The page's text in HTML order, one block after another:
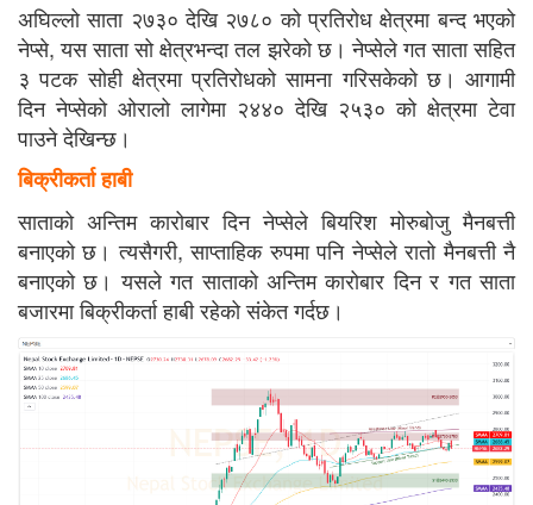
अघिल्लो साता २७३० देखि २७८० को प्रतिरोध क्षेत्रमा बन्द भएको
नेप्से, यस साता सो क्षेत्रभन्दा तल झरेको छ। नेप्सेले गत साता सहित
३ पटक सोही क्षेत्रमा प्रतिरोधको सामना गरिसकेको छ। आगामी
दिन नेप्सेको ओरालो लागेमा २४४० देखि २५३० को क्षेत्रमा टेवा
पाउने देखिन्छ।
बिक्रीकर्ता हाबी
साताको अन्तिम कारोबार दिन नेप्सेले बियरिश मोरुबोजु मैनबत्ती
बनाएको छ। त्यसैगरी, साप्ताहिक रुपमा पनि नेप्सेले रातो मैनबत्ती नै
बनाएको छ। यसले गत साताको अन्तिम कारोबार दिन र गत साता
बजारमा बिक्रीकर्ता हाबी रहेको संकेत गर्दछ।